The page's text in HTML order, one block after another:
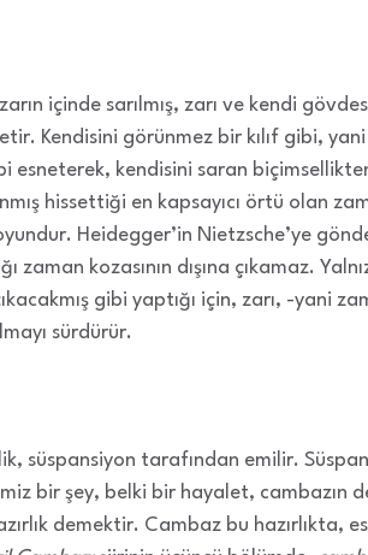
içinde sarılmış, zarı ve kendi
Kendisini görünmez bir kılıf gibi,
esneterek, kendisini saran
hissettiği en kapsayıcı örtü olan
Heidegger’in Nietzsche’ye
zaman kozasının dışına çıkamaz.
gibi yaptığı için, zarı, -yani
sürdürür.
süspansiyon tarafından emilir.
bir şey, belki bir hayalet, cambazın
demektir. Cambaz bu hazırlıkta,